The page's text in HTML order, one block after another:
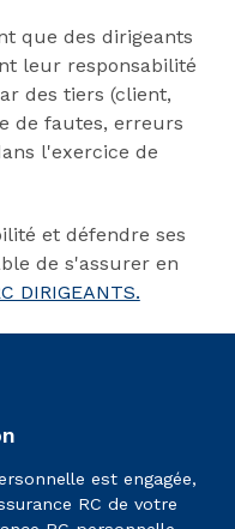
que des dirigeants
leur responsabilité
des tiers (client,
de fautes, erreurs
l'exercice de
et défendre ses
de s'assurer en
DIRIGEANTS.
est engagée,
RC de votre